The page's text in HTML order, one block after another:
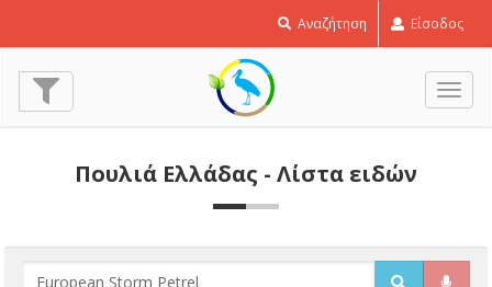
Αναζήτηση Είσοδος
Πουλιά Ελλάδας - Λίστα ειδών